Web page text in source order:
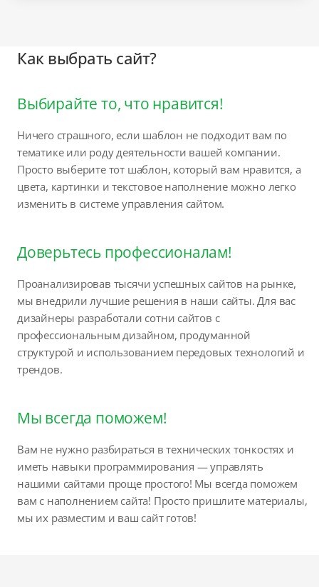
Как выбрать сайт?
Выбирайте то, что нравится!
Ничего страшного, если шаблон не подходит вам по
тематике или роду деятельности вашей компании.
Просто выберите тот шаблон, который вам нравится, а
цвета, картинки и текстовое наполнение можно легко
изменить в системе управления сайтом.
Доверьтесь профессионалам!
Проанализировав тысячи успешных сайтов на рынке,
мы внедрили лучшие решения в наши сайты. Для вас
дизайнеры разработали сотни сайтов с
профессиональным дизайном, продуманной
структурой и использованием передовых технологий и
трендов.
Мы всегда поможем!
Вам не нужно разбираться в технических тонкостях и
иметь навыки программирования — управлять
нашими сайтами проще простого! Мы всегда поможем
вам с наполнением сайта! Просто пришлите материалы,
мы их разместим и ваш сайт готов!